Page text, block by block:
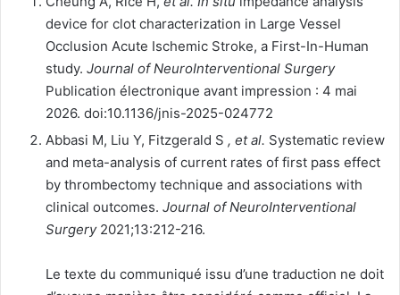
device for clot characterization in Large Vessel
Occlusion Acute Ischemic Stroke, a First-In-Human
study. Journal of NeuroInterventional Surgery
Publication électronique avant impression : 4 mai
2026. doi:10.1136/jnis-2025-024772
Abbasi M, Liu Y, Fitzgerald S , et al. Systematic review
and meta-analysis of current rates of first pass effect
by thrombectomy technique and associations with
clinical outcomes. Journal of NeuroInterventional
Surgery2021;13:212-216.
Le texte du communiqué issu d’une traduction ne doit